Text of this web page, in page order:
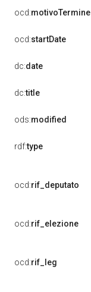
ocd:motivoTermine
ocd:startDate
dc:date
dc:title
ods:modified
rdf:type
ocd:rif_deputato
ocd:rif_elezione
ocd:rif_leg